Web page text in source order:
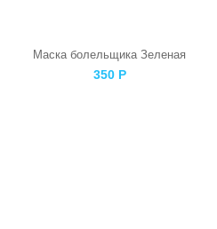
Маска болельщика Зеленая
350 Р